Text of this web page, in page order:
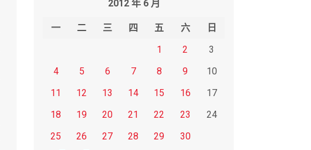
2012 年 6 月
一 二 三 四 五 六
日
1
2
3
4
5 6 7 8 9
10
11
12 13 14 15 16
17
18
19 20 21 22 23
24
25
26 27 28 29
30